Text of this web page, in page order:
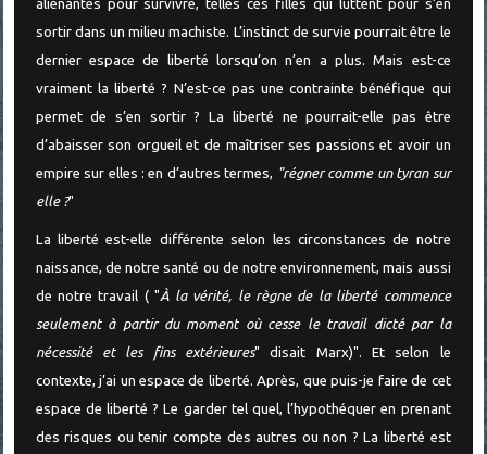
aliénantes pour survivre, telles ces filles qui luttent pour s’en
sortir dans un milieu machiste. L’instinct de survie pourrait être le
dernier espace de liberté lorsqu’on n’en a plus. Mais est-ce
vraiment la liberté ? N’est-ce pas une contrainte bénéfique qui
permet de s’en sortir ? La liberté ne pourrait-elle pas être
d’abaisser son orgueil et de maîtriser ses passions et avoir un
empire sur elles : en d’autres termes, "régner comme un tyran sur
elle ?"
La liberté est-elle différente selon les circonstances de notre
naissance, de notre santé ou de notre environnement, mais aussi
de notre travail ( "À la vérité, le règne de la liberté commence
seulement à partir du moment où cesse le travail dicté par la
nécessité et les fins extérieures" disait Marx)". Et selon le
contexte, j’ai un espace de liberté. Après, que puis-je faire de cet
espace de liberté ? Le garder tel quel, l’hypothéquer en prenant
des risques ou tenir compte des autres ou non ? La liberté est